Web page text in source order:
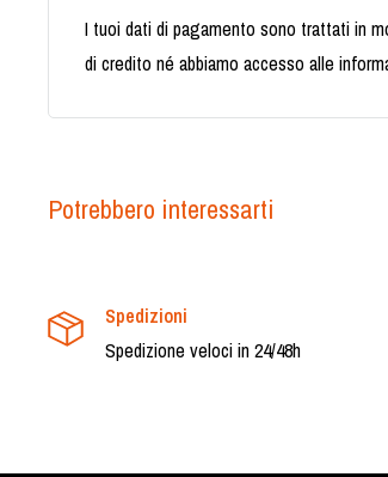
I tuoi dati di pagamento sono trattati in
di credito né abbiamo accesso alle
Potrebbero interessarti
Spedizioni
Spedizione veloci in 24/48h